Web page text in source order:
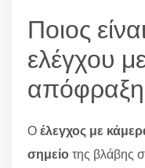
Ποιος
ελέγχου
Οέλεγχος με
σημείοτης βλάβης